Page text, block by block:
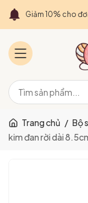
Giảm 10% cho
Trang chủ / Bộ
kim đan rời dài